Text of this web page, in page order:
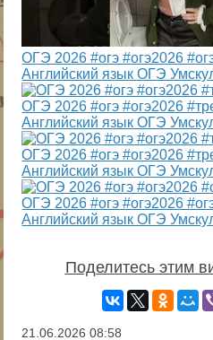
ОГЭ 2026 #огэ #огэ2026
Английский язык ОГЭ
ОГЭ 2026 #огэ #огэ2026
Английский язык ОГЭ
ОГЭ 2026 #огэ #огэ2026
Английский язык ОГЭ
ОГЭ 2026 #огэ #огэ2026
Английский язык ОГЭ
Поделитесь этим
21.06.2026 08:58